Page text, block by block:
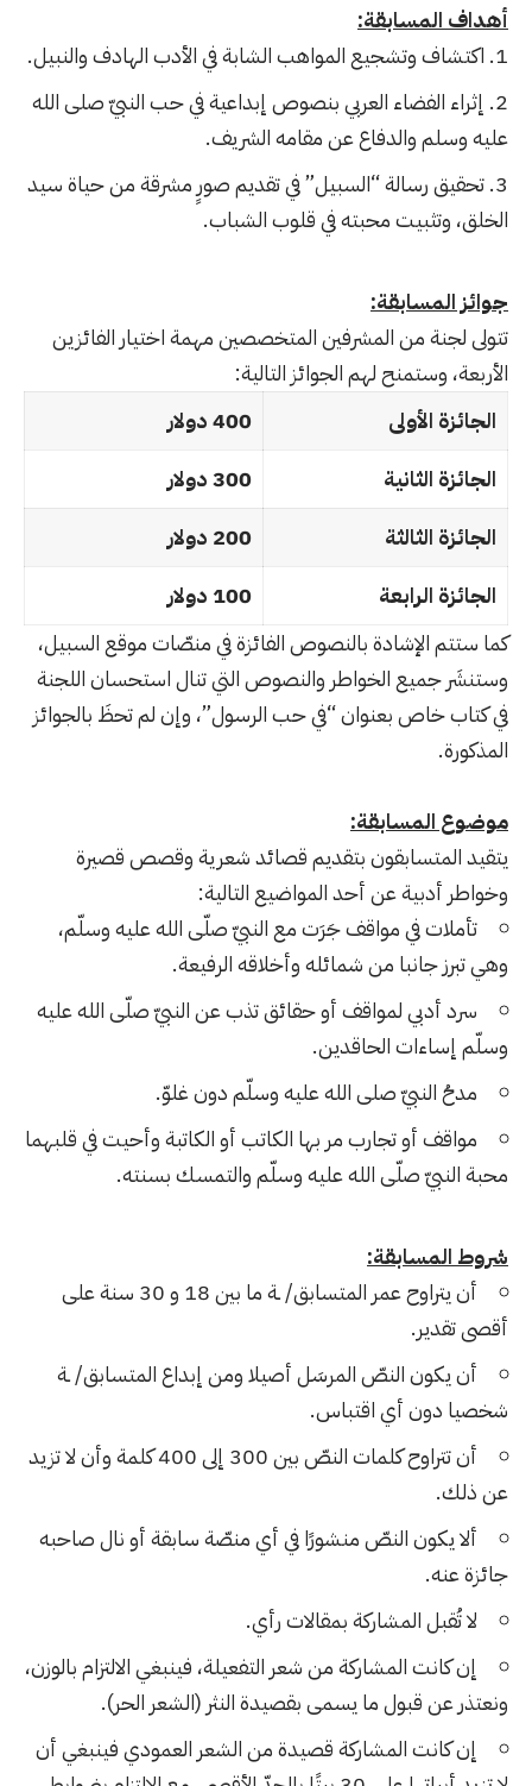
أهداف المسابقة:
اكتشاف وتشجيع المواهب الشابة في الأدب الهادف والنبيل.
إثراء الفضاء العربي بنصوص إبداعية في حب النبيّ صلى الله
عليه وسلم والدفاع عن مقامه الشريف.
تحقيق رسالة “السبيل” في تقديم صورٍ مشرقة من حياة سيد
الخلق، وتثبيت محبته في قلوب الشباب.
جوائز المسابقة:
تتولى لجنة من المشرفين المتخصصين مهمة اختيار الفائزين
الأربعة، وستمنح لهم الجوائز التالية:
الجائزة الأولى
400 دولار
الجائزة الثانية
300 دولار
الجائزة الثالثة
200 دولار
الجائزة الرابعة
100 دولار
كما ستتم الإشادة بالنصوص الفائزة في منصّات موقع السبيل،
وستنشَر جميع الخواطر والنصوص التي تنال استحسان اللجنة
في كتاب خاص بعنوان “في حب الرسول”، وإن لم تحظَ بالجوائز
المذكورة.
موضوع المسابقة:
يتقيد المتسابقون بتقديم قصائد شعرية وقصص قصيرة
وخواطر أدبية عن أحد المواضيع التالية:
تأملات في مواقف جَرَت مع النبيّ صلّى الله عليه وسلّم،
وهي تبرز جانبا من شمائله وأخلاقه الرفيعة.
سرد أدبي لمواقف أو حقائق تذب عن النبيّ صلّى الله عليه
وسلّم إساءات الحاقدين.
مدحُ النبيّ صلى الله عليه وسلّم دون غلوّ.
مواقف أو تجارب مر بها الكاتب أو الكاتبة وأحيت في قلبهما
محبة النبيّ صلّى الله عليه وسلّم والتمسك بسنته.
شروط المسابقة:
أن يتراوح عمر المتسابق/ ـة ما بين 18 و 30 سنة على
أقصى تقدير.
أن يكون النصّ المرسَل أصيلا ومن إبداع المتسابق/ ـة
شخصيا دون أي اقتباس.
أن تتراوح كلمات النصّ بين 300 إلى 400 كلمة وأن لا تزيد
عن ذلك.
ألا يكون النصّ منشورًا في أي منصّة سابقة أو نال صاحبه
جائزة عنه.
لا تُقبل المشاركة بمقالات رأي.
إن كانت المشاركة من شعر التفعيلة، فينبغي الالتزام بالوزن،
ونعتذر عن قبول ما يسمى بقصيدة النثر (الشعر الحر).
إن كانت المشاركة قصيدة من الشعر العمودي فينبغي أن